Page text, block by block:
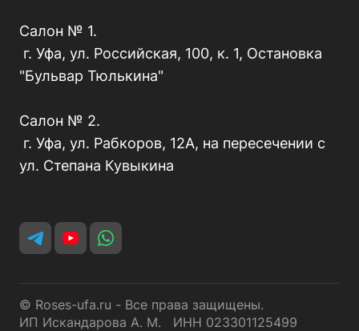
Салон № 1.
г. Уфа, ул. Российская, 100, к. 1, Остановка
"Бульвар Тюлькина"
Салон № 2.
г. Уфа, ул. Рабкоров, 12А, на пересечении с
ул. Степана Кувыкина
© Roses-ufa.ru - Все права защищены.
ИП Искандарова А. М. ИНН 023301125499